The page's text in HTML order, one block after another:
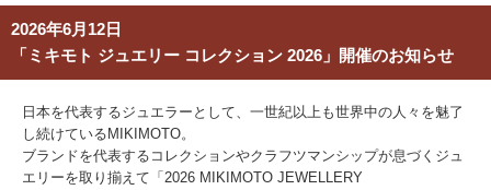
2026年6月12日
「ミキモト ジュエリー コレクション 2026」開催のお知らせ
日本を代表するジュエラーとして、一世紀以上も世界中の人々を魅了
し続けているMIKIMOTO。
ブランドを代表するコレクションやクラフツマンシップが息づくジュ
エリーを取り揃えて「2026 MIKIMOTO JEWELLERY